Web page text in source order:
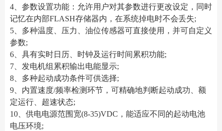
4、参数设置功能：允许用户对其参数进行更改设定，同时
记忆在内部FLASH存储器内，在系统掉电时不会丢失;
5、多种温度、压力、油位传感器可直接使用，并可自定义
参数;
6、具有实时日历、时钟及运行时间累积功能;
7、发电机组累积输出电能显示;
8、多种起动成功条件可供选择;
9、内置速度/频率检测环节，可精确地判断起动成功、额
定运行、超速状态;
10、供电电源范围宽(8-35)VDC，能适应不同的起动电池
电压环境;